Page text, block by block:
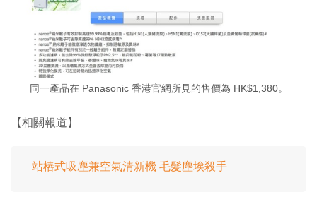
同一產品在 Panasonic 香港官網所見的售價為 HK$1,380。
【相關報道】
站樁式吸塵兼空氣清新機 毛髮塵埃殺手